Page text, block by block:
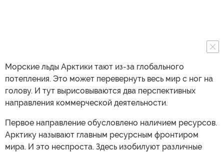
Морские льды Арктики тают из-за глобального
потепления. Это может перевернуть весь мир с ног на
голову. И тут вырисовываются два перспективных
направления коммерческой деятельности.
Первое направление обусловлено наличием ресурсов.
Арктику называют главным ресурсным фронтиром
мира. И это неспроста. Здесь изобилуют различные